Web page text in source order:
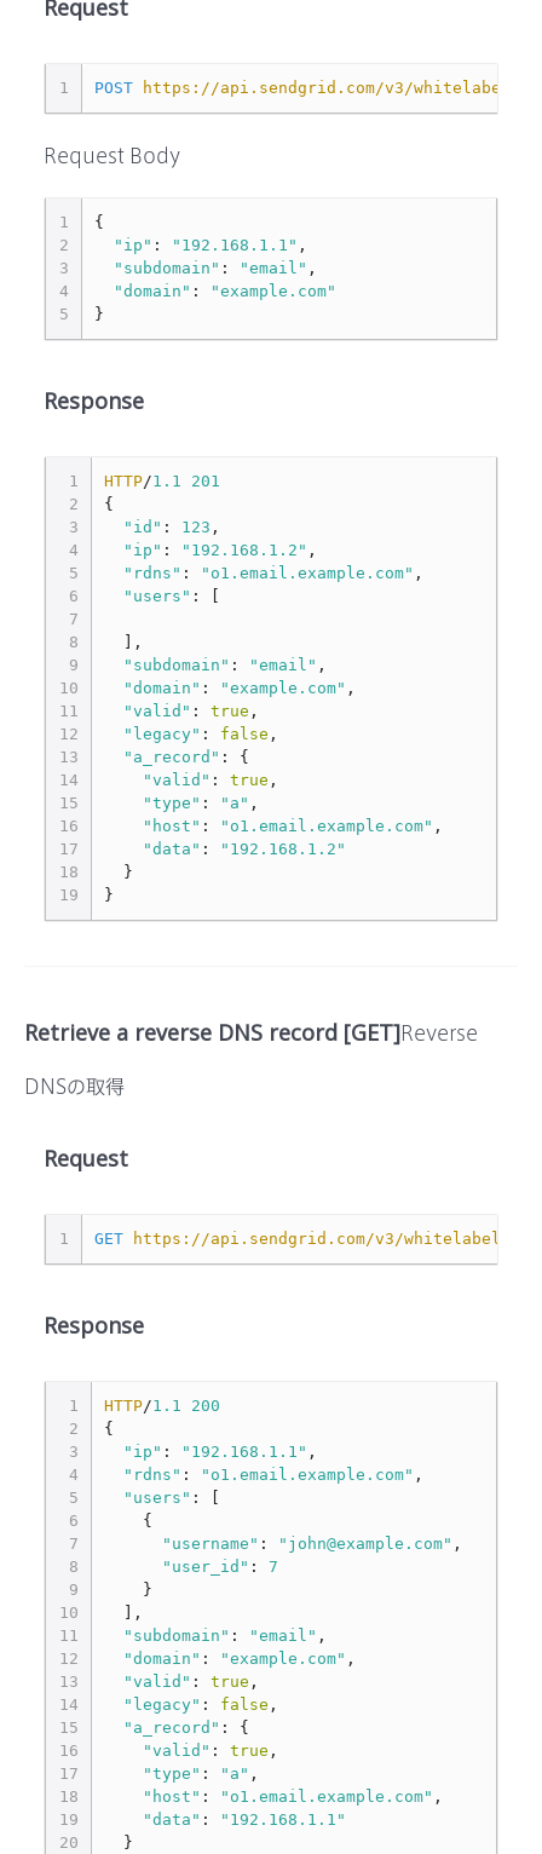
Request
1 POST https://api.sendgrid.com/v3/whitelabel/
Request Body
1
2
3
4
5
{
"ip" : "192.168.1.1" ,
"subdomain" : "email" ,
"domain" :
"example.com"
}
Response
1
2
3
4
5
6
7
8
9
10
11
12
13
14
15
16
17
18
19
HTTP/1.1
201
{
"id" : 123 ,
"ip" : "192.168.1.2" ,
"rdns" : "o1.email.example.com" ,
"users" :
],
"subdomain" : "email" ,
"domain" : "example.com" ,
"valid" : true ,
"legacy" : false ,
"a_record" :
{
"valid" : true ,
"type" : "a" ,
"host" : "o1.email.example.com" ,
"data" :
"192.168.1.2"
}
}
Retrieve a reverse DNS record [GET]Reverse
DNSの取得
Request
1 GET https://api.sendgrid.com/v3/whitelabel/
Response
1
2
3
4
5
6
7
8
9
10
11
12
13
14
15
16
17
18
19
20
HTTP/1.1
200
{
"ip" : "192.168.1.1" ,
"rdns" : "o1.email.example.com" ,
"users" :
{
"username" : "john@example.com" ,
"user_id" :
7
}
],
"subdomain" : "email" ,
"domain" : "example.com" ,
"valid" : true ,
"legacy" : false ,
"a_record" :
{
"valid" : true ,
"type" : "a" ,
"host" : "o1.email.example.com" ,
"data" :
"192.168.1.1"
}